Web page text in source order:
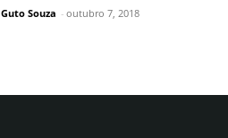
Guto Souza - outubro 7, 2018